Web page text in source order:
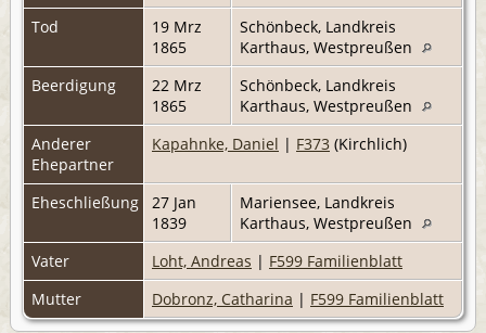
Tod
19 Mrz
1865
Schönbeck, Landkreis
Karthaus, Westpreußen
Beerdigung
22 Mrz
1865
Schönbeck, Landkreis
Karthaus, Westpreußen
Anderer
Ehepartner
Kapahnke, Daniel | F373 (Kirchlich)
Eheschließung
27 Jan
1839
Mariensee, Landkreis
Karthaus, Westpreußen
Vater
Loht, Andreas | F599 Familienblatt
Mutter
Dobronz, Catharina | F599 Familienblatt